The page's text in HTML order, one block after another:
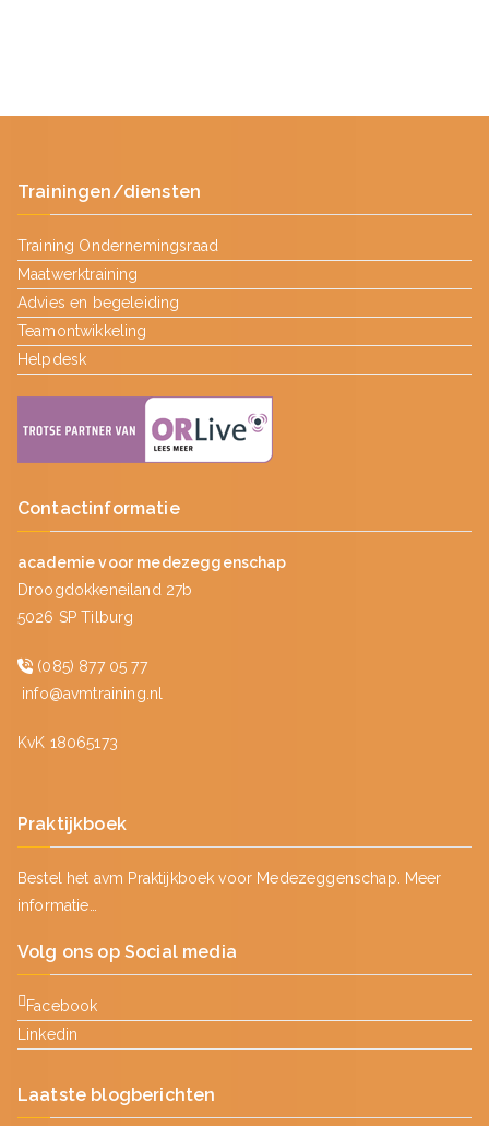
Trainingen/diensten
Training Ondernemingsraad
Maatwerktraining
Advies en begeleiding
Teamontwikkeling
Helpdesk
Contactinformatie
academie voor medezeggenschap
Droogdokkeneiland 27b
5026 SP Tilburg
(085) 877 05 77
info@avmtraining.nl
KvK 18065173
Praktijkboek
Bestel het avm Praktijkboek voor Medezeggenschap.
Meer
informatie…
Volg ons op Social media
Facebook
Linkedin
Laatste blogberichten